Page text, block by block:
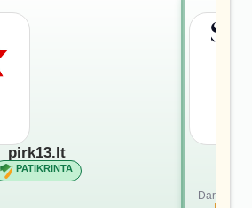
pirk13.lt
PATIKRINTA
Dar nėra